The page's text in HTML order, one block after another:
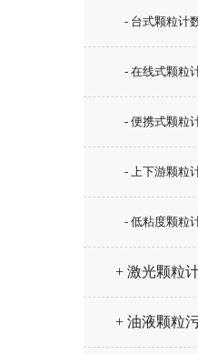
- 台式颗粒计
- 在线式颗粒
- 便携式颗粒
- 上下游颗粒
- 低粘度颗粒
+ 激光颗粒
+ 油液颗粒